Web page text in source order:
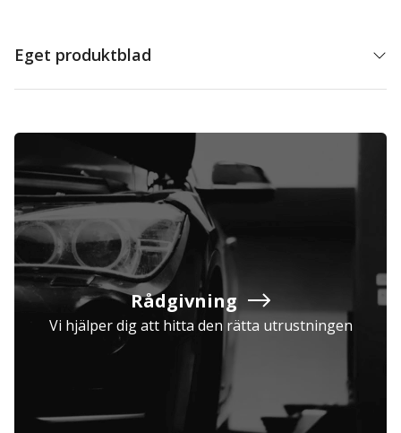
Eget produktblad
Rådgivning
Vi hjälper dig att hitta den rätta utrustningen